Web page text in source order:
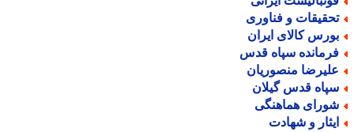
و فناوری
کالای ایران
سپاه قدس
منصوریان
قدس گیلان
هماهنگی
و شهادت